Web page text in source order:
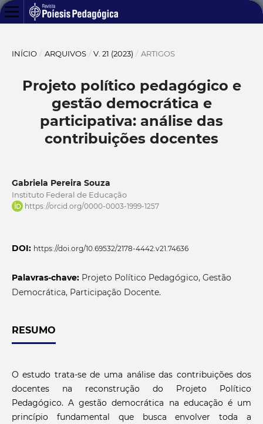
INÍCIO / ARQUIVOS / V. 21 (2023) / ARTIGOS
Projeto político pedagógico e
gestão democrática e
participativa: análise das
contribuições docentes
Gabriela Pereira Souza
Instituto Federal de Educação
https://orcid.org/0000-0003-1999-1257
DOI: https://doi.org/10.69532/2178-4442.v21.74636
Palavras-chave: Projeto Político Pedagógico, Gestão
Democrática, Participação Docente.
RESUMO
O estudo trata-se de uma análise das contribuições dos
docentes na reconstrução do Projeto Político
Pedagógico. A gestão democrática na educação é um
princípio fundamental que busca envolver toda a